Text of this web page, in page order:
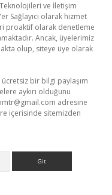
Teknolojileri ve İletişim
Sağlayıcı olarak hizmet
proaktif olarak denetleme
Ancak, üyelerimiz
olup, siteye üye olarak
bir bilgi paylaşım
aykırı olduğunu
adresine
içerisinde sitemizden